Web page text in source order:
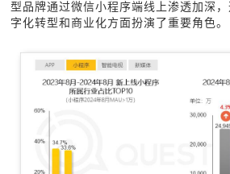
型品牌通过微信小程序端线上渗透加深
字化转型和商业化方面扮演了重要角色。